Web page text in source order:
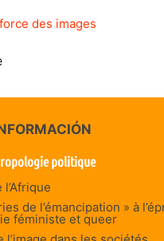
des images
politique
de l’émancipation » à
féministe et queer